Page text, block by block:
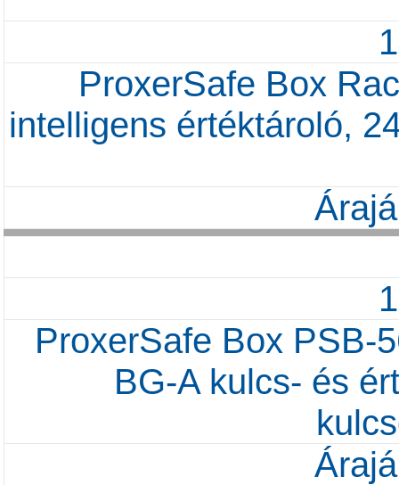
ProxerSafe Box
intelligens értéktároló,
ProxerSafe Box PSB-
BG-A kulcs- és